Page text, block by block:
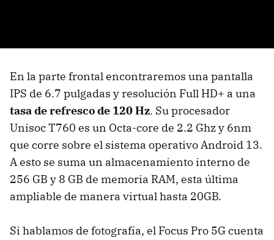
En la parte frontal encontraremos una pantalla
IPS de 6.7 pulgadas y resolución Full HD+ a una
tasa de refresco de 120 Hz. Su procesador
Unisoc T760 es un Octa-core de 2.2 Ghz y 6nm
que corre sobre el sistema operativo Android 13.
A esto se suma un almacenamiento interno de
256 GB y 8 GB de memoria RAM, esta última
ampliable de manera virtual hasta 20GB.
Si hablamos de fotografía, el Focus Pro 5G cuenta